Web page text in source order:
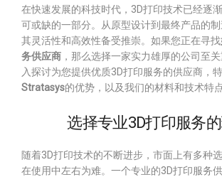
在快速发展的科技时代，3D打印技术已经逐
可或缺的一部分。从原型设计到最终产品的
其灵活性和高效性备受推崇。如果您正在寻找
务供应商 ，那么选择一家实力雄厚的公司至
入探讨为您提供优质3D打印服务的供应商，
Stratasys的优势，以及我们的材料和技术特点
选择专业3D打印服务
随着3D打印技术的不断进步，市面上有多种
在使用中左右为难。一个专业的3D打印服务